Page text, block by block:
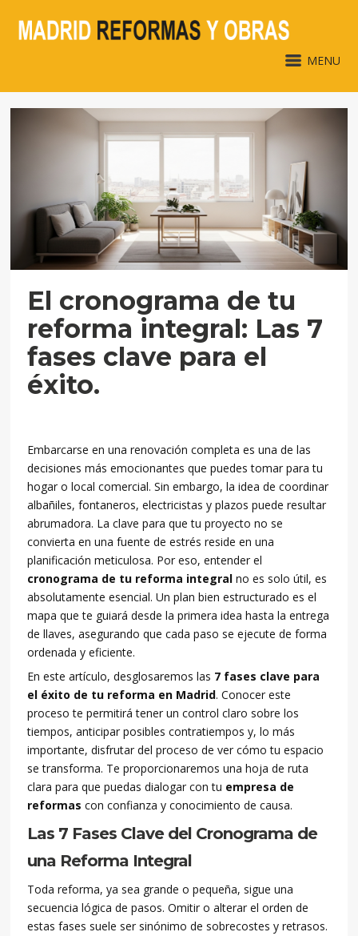
MENU
El cronograma de tu
reforma integral: Las 7
fases clave para el
éxito.
Embarcarse en una renovación completa es una de las
decisiones más emocionantes que puedes tomar para tu
hogar o local comercial. Sin embargo, la idea de coordinar
albañiles, fontaneros, electricistas y plazos puede resultar
abrumadora. La clave para que tu proyecto no se
convierta en una fuente de estrés reside en una
planificación meticulosa. Por eso, entender el
cronograma de tu reforma integral no es solo útil, es
absolutamente esencial. Un plan bien estructurado es el
mapa que te guiará desde la primera idea hasta la entrega
de llaves, asegurando que cada paso se ejecute de forma
ordenada y eficiente.
En este artículo, desglosaremos las 7 fases clave para
el éxito de tu reforma en Madrid. Conocer este
proceso te permitirá tener un control claro sobre los
tiempos, anticipar posibles contratiempos y, lo más
importante, disfrutar del proceso de ver cómo tu espacio
se transforma. Te proporcionaremos una hoja de ruta
clara para que puedas dialogar con tu empresa de
reformas con confianza y conocimiento de causa.
Las 7 Fases Clave del Cronograma de
una Reforma Integral
Toda reforma, ya sea grande o pequeña, sigue una
secuencia lógica de pasos. Omitir o alterar el orden de
estas fases suele ser sinónimo de sobrecostes y retrasos.